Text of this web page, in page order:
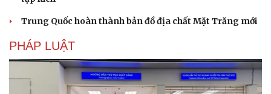
Trung Quốc hoàn thành bản đồ địa chất Mặt Trăng mới
PHÁP LUẬT